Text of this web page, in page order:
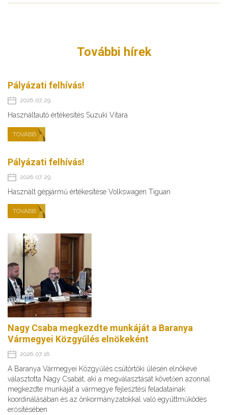
További hírek
Pályázati felhívás!
2026. 07. 29.
Használtautó értékesítés Suzuki Vitara
TOVÁBB
Pályázati felhívás!
2026. 07. 29.
Használt gépjármű értékesítése Volkswagen Tiguan
TOVÁBB
Nagy Csaba megkezdte munkáját a Baranya
Vármegyei Közgyűlés elnökeként
2026. 07. 16.
A Baranya Vármegyei Közgyűlés csütörtöki ülésén elnökévé
választotta Nagy Csabát, aki a megválasztását követően azonnal
megkezdte munkáját a vármegye fejlesztési feladatainak
koordinálásában és az önkormányzatokkal való együttműködés
erősítésében